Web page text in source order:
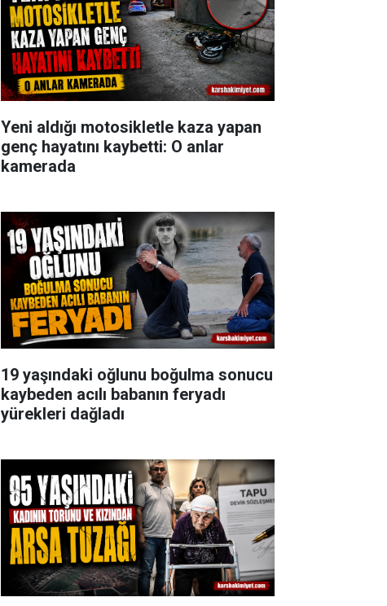
Yeni aldığı motosikletle kaza yapan
genç hayatını kaybetti: O anlar
kamerada
19 yaşındaki oğlunu boğulma sonucu
kaybeden acılı babanın feryadı
yürekleri dağladı